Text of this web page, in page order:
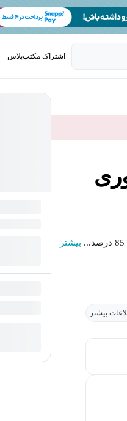
اشتراک مکتب‌پلاس
بیشتر
بیشتر